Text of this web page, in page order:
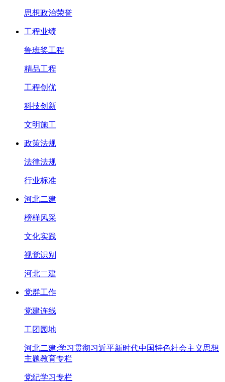
思想政治荣誉
工程业绩
鲁班奖工程
精品工程
工程创优
科技创新
文明施工
政策法规
法律法规
行业标准
河北二建
榜样风采
文化实践
视觉识别
河北二建
党群工作
党建连线
工团园地
河北二建:学习贯彻习近平新时代中国特色社会主义思想
主题教育专栏
党纪学习专栏